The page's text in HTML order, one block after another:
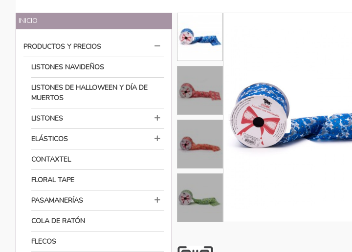
INICIO
PRODUCTOS Y PRECIOS
LISTONES NAVIDEÑOS
LISTONES DE HALLOWEEN Y DÍA DE
MUERTOS
LISTONES
ELÁSTICOS
CONTAXTEL
FLORAL TAPE
PASAMANERÍAS
COLA DE RATÓN
FLECOS